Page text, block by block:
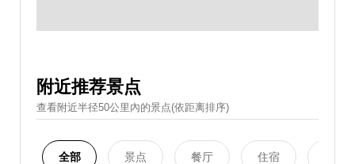
附近推荐景点
查看附近半径50公里內的景点(依距离排序)
全部 景点 餐厅 住宿